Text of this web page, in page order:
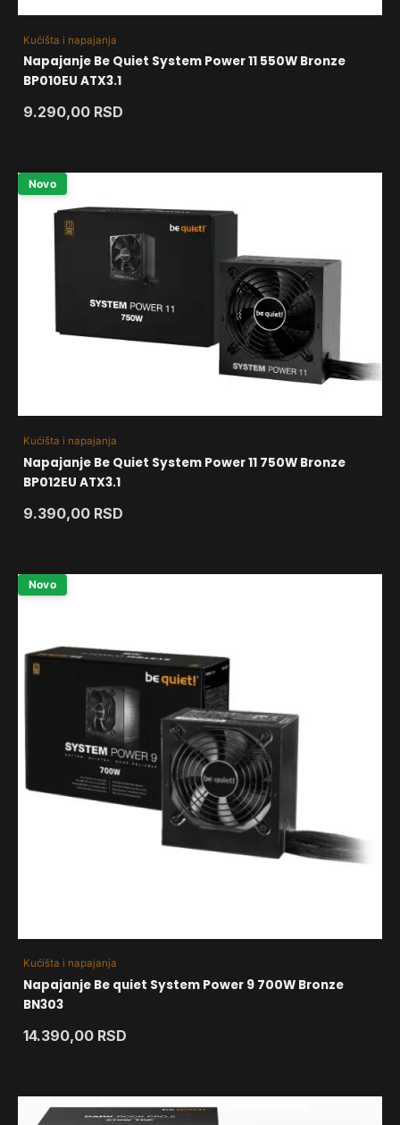
Kućišta i napajanja
Napajanje Be Quiet System Power 11 550W Bronze
BP010EU ATX3.1
9.290,00 RSD
Novo
Kućišta i napajanja
Napajanje Be Quiet System Power 11 750W Bronze
BP012EU ATX3.1
9.390,00 RSD
Novo
Kućišta i napajanja
Napajanje Be quiet System Power 9 700W Bronze
BN303
14.390,00 RSD